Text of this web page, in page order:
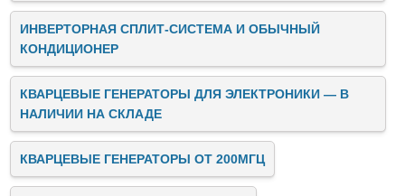
ИНВЕРТОРНАЯ СПЛИТ-СИСТЕМА И ОБЫЧНЫЙ
КОНДИЦИОНЕР
КВАРЦЕВЫЕ ГЕНЕРАТОРЫ ДЛЯ ЭЛЕКТРОНИКИ — В
НАЛИЧИИ НА СКЛАДЕ
КВАРЦЕВЫЕ ГЕНЕРАТОРЫ ОТ 200МГЦ